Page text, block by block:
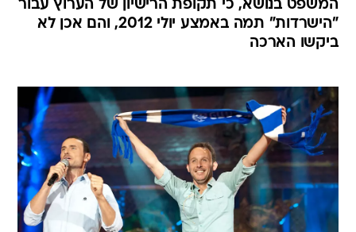
המשפט בנושא, כי תקופת הרישיון של הערוץ עבור
"הישרדות" תמה באמצע יולי 2012, והם אכן לא
ביקשו הארכה